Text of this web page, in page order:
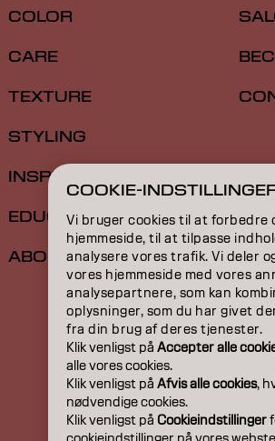
COLOR
CARE
TEXTURE
STYLING
INSPIRATION
EDUCATION
ABOUT
COOKIE-
Vi bruger cookies til at forbedre
hjemmeside, til at tilpasse
analysere vores trafik. Vi deler
vores hjemmeside med vores
analysepartnere, som kan
oplysninger, som du har givet
fra din brug af deres tjenester.
Klik venligst på Accepter alle
​​alle vores cookies.
Klik venligst på Afvis alle cookies,
nødvendige cookies.
Klik venligst på Cookieindstillinger